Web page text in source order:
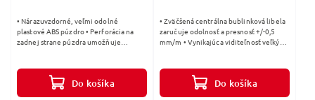
Do košíka
• Nárazuvzdorné, veľmi odolné
plastové ABS púzdro • Perforácia na
zadnej strane púzdra umožňuje
zvýšenie...
Do košíka
• Zväčšená centrálna bublinková libela
zaručuje odolnosť a presnosť +/-0,5
mm/m • Vynikajúca viditeľnosť veľkých